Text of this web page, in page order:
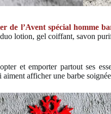
de l’Avent spécial homme
lotion, gel coiffant, savon
et emporter partout ses
afficher une barbe